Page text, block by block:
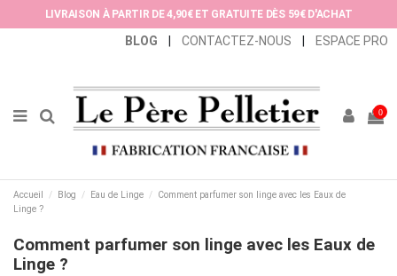
LIVRAISON À PARTIR DE 4,90€ ET GRATUITE DÈS 59€ D'ACHAT
BLOG CONTACTEZ-NOUS ESPACE PRO
0
Accueil Blog Eau de Linge
Comment parfumer son linge avec les Eaux de
Linge ?
Comment parfumer son linge avec les Eaux de
Linge ?
Panneau de gestion des cookies